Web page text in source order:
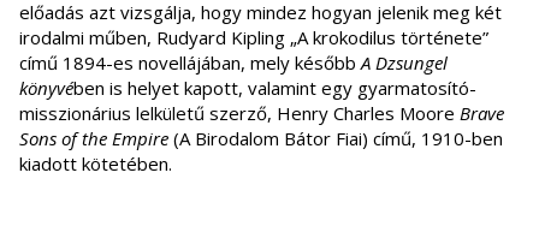
előadás azt vizsgálja, hogy mindez hogyan jelenik meg két
irodalmi műben, Rudyard Kipling „A krokodilus története”
című 1894-es novellájában, mely későbbA Dzsungel
könyvében is helyet kapott, valamint egy gyarmatosító-
misszionárius lelkületű szerző, Henry Charles Moore Brave
Sons of the Empire (A Birodalom Bátor Fiai) című, 1910-ben
kiadott kötetében.